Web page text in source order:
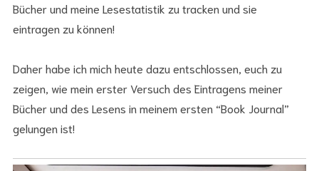
Bücher und meine Lesestatistik zu tracken und sie
eintragen zu können!
Daher habe ich mich heute dazu entschlossen, euch zu
zeigen, wie mein erster Versuch des Eintragens meiner
Bücher und des Lesens in meinem ersten “Book Journal”
gelungen ist!